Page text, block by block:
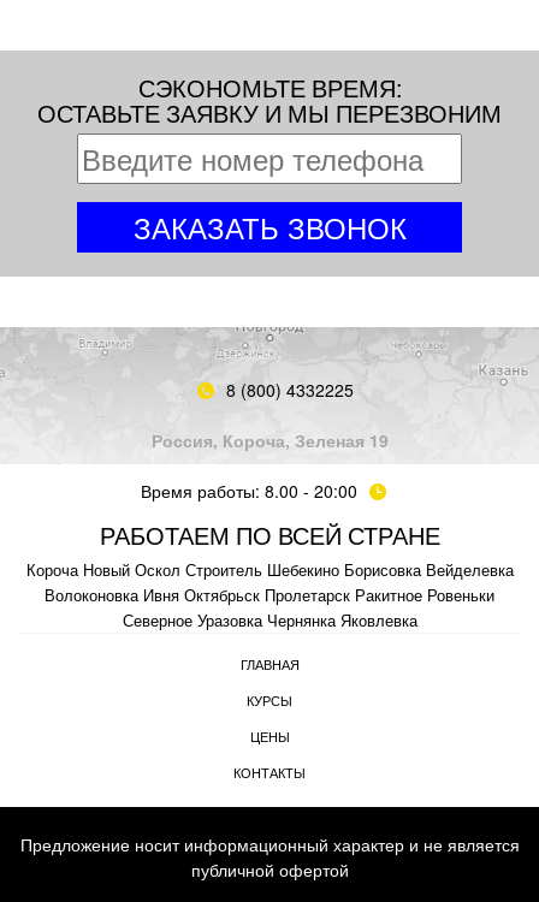
СЭКОНОМЬТЕ ВРЕМЯ:
ОСТАВЬТЕ ЗАЯВКУ И МЫ ПЕРЕЗВОНИМ
8 (800) 4332225
Россия, Короча, Зеленая 19
Время работы: 8.00 - 20:00
РАБОТАЕМ ПО ВСЕЙ СТРАНЕ
Короча Новый Оскол Строитель Шебекино Борисовка Вейделевка
Волоконовка Ивня Октябрьск Пролетарск Ракитное Ровеньки
Северное Уразовка Чернянка Яковлевка
ГЛАВНАЯ
КУРСЫ
ЦЕНЫ
КОНТАКТЫ
Предложение носит информационный характер и не является
публичной офертой